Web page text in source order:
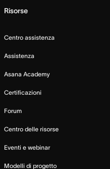
Risorse
Centro assistenza
Assistenza
Asana Academy
Certificazioni
Forum
Centro delle risorse
Eventi e webinar
Modelli di progetto